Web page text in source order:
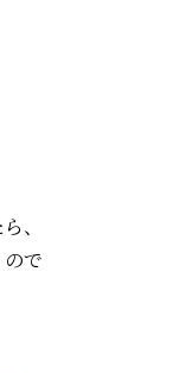
、
で